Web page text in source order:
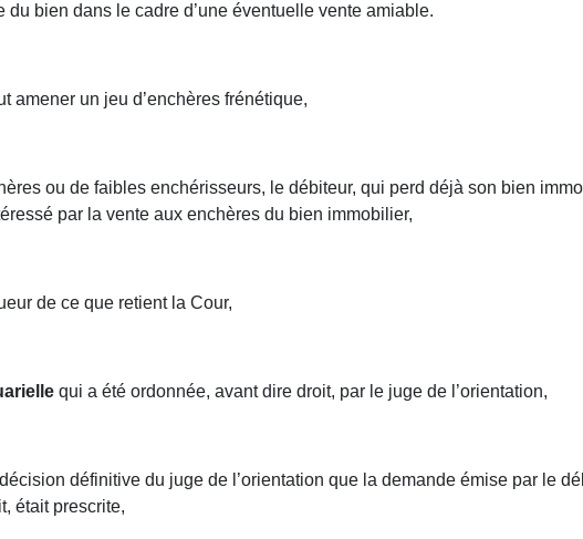
bien dans le cadre d’une éventuelle vente amiable.
amener un jeu d’enchères frénétique,
ou de faibles enchérisseurs, le débiteur, qui perd déjà son bien
par la vente aux enchères du bien immobilier,
de ce que retient la Cour,
qui a été ordonnée, avant dire droit, par le juge de l’orientation,
définitive du juge de l’orientation que la demande émise par le
était prescrite,